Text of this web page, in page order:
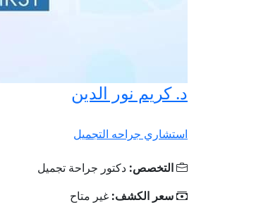
د. كريم نور الدين
استشاري جراحه التجميل
التخصص: دكتور جراحة تجميل
سعر الكشف: غير متاح